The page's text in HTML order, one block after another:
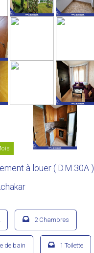
à louer ( D.M.30A )
2 Chambres
de bain 1 Toilette